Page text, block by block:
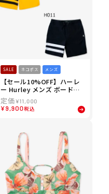
SALE ネコポス メンズ
【セール10%OFF】ハーレ
ー Hurley メンズ ボードシ
ョーツ トランクス PHANTO
M+ ブロックパーティ レネ
ゲード 18" MBS0010910 26
¥11,000
¥9,900税込